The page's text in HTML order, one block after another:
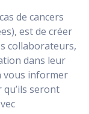
de cancers
est de créer
collaborateurs,
dans leur
vous informer
seront